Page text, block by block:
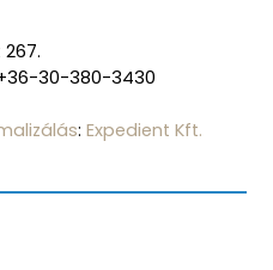
30-380-3430
:Expedient Kft.